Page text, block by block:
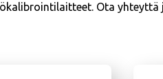
Ota yhteyttä